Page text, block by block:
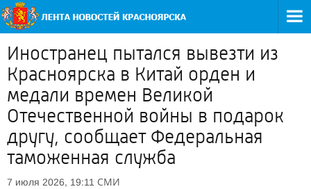
Иностранец пытался вывезти из
Красноярска в Китай орден и
медали времен Великой
Отечественной войны в подарок
другу, сообщает Федеральная
таможенная служба
7 июля 2026, 19:11 СМИ